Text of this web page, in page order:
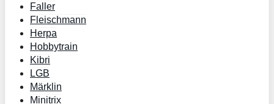
Faller
Fleischmann
Herpa
Hobbytrain
Kibri
LGB
Märklin
Minitrix